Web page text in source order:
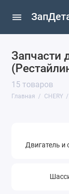
Запчасти
15 товаров
Главная CHERY
Chery
Chery Bonus
Chery Fora
Двигатель и